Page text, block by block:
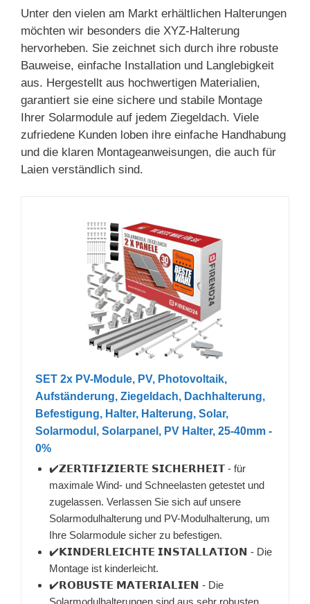
Unter den vielen am Markt erhältlichen Halterungen
möchten wir besonders die XYZ-Halterung
hervorheben. Sie zeichnet sich durch ihre robuste
Bauweise, einfache Installation und Langlebigkeit
aus. Hergestellt aus hochwertigen Materialien,
garantiert sie eine sichere und stabile Montage
Ihrer Solarmodule auf jedem Ziegeldach. Viele
zufriedene Kunden loben ihre einfache Handhabung
und die klaren Montageanweisungen, die auch für
Laien verständlich sind.
SET 2x PV-Module, PV, Photovoltaik,
Aufständerung, Ziegeldach, Dachhalterung,
Befestigung, Halter, Halterung, Solar,
Solarmodul, Solarpanel, PV Halter, 25-40mm -
0%
✔️𝗭𝗘𝗥𝗧𝗜𝗙𝗜𝗭𝗜𝗘𝗥𝗧𝗘 𝗦𝗜𝗖𝗛𝗘𝗥𝗛𝗘𝗜𝗧 - für
maximale Wind- und Schneelasten getestet und
zugelassen. Verlassen Sie sich auf unsere
Solarmodulhalterung und PV-Modulhalterung, um
Ihre Solarmodule sicher zu befestigen.
✔️𝗞𝗜𝗡𝗗𝗘𝗥𝗟𝗘𝗜𝗖𝗛𝗧𝗘 𝗜𝗡𝗦𝗧𝗔𝗟𝗟𝗔𝗧𝗜𝗢𝗡 - Die
Montage ist kinderleicht.
✔️𝗥𝗢𝗕𝗨𝗦𝗧𝗘 𝗠𝗔𝗧𝗘𝗥𝗜𝗔𝗟𝗜𝗘𝗡 - Die
Solarmodulhalterungen sind aus sehr robusten